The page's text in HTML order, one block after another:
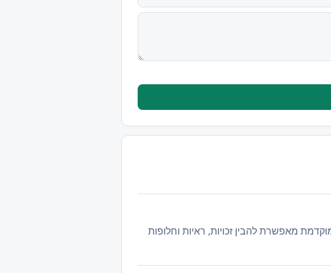
מאפשרת להבין זכויות, ראיות וחלופות